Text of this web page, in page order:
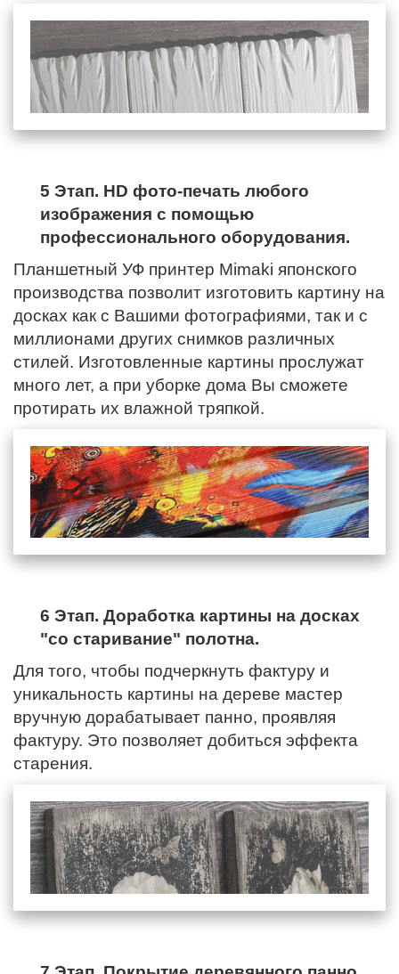
5 Этап. HD фото-печать любого
изображения с помощью
профессионального оборудования.
Планшетный УФ принтер Mimaki японского
производства позволит изготовить картину на
досках как с Вашими фотографиями, так и с
миллионами других снимков различных
стилей. Изготовленные картины прослужат
много лет, а при уборке дома Вы сможете
протирать их влажной тряпкой.
6 Этап. Доработка картины на досках
"со старивание" полотна.
Для того, чтобы подчеркнуть фактуру и
уникальность картины на дереве мастер
вручную дорабатывает панно, проявляя
фактуру. Это позволяет добиться эффекта
старения.